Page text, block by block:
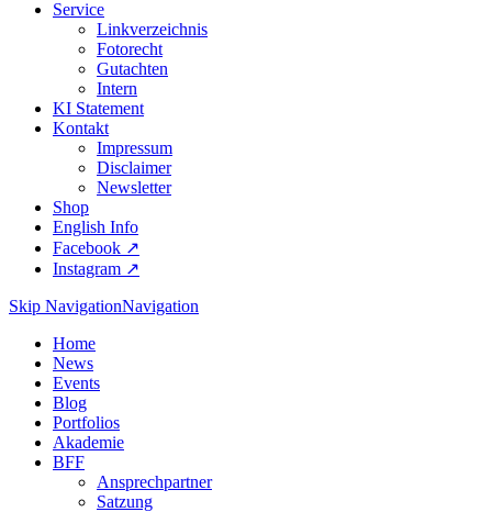
Service
Linkverzeichnis
Fotorecht
Gutachten
Intern
KI Statement
Kontakt
Impressum
Disclaimer
Newsletter
Shop
English Info
Facebook ↗︎
Instagram ↗︎
Skip NavigationNavigation
Home
News
Events
Blog
Portfolios
Akademie
BFF
Ansprechpartner
Satzung